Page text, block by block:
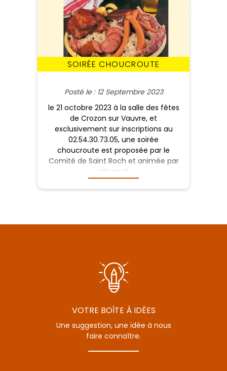
SOIRÉE CHOUCROUTE
Posté le : 12 Septembre 2023
le 21 octobre 2023 à la salle des fêtes
de Crozon sur Vauvre, et
exclusivement sur inscriptions au
02.54.30.73.05, une soirée
choucroute est proposée par le
Comité de Saint Roch et animée par
Chantal
VOTRE BOÎTE À IDÉES
Une suggestion, une idée à nous
faire connaître.